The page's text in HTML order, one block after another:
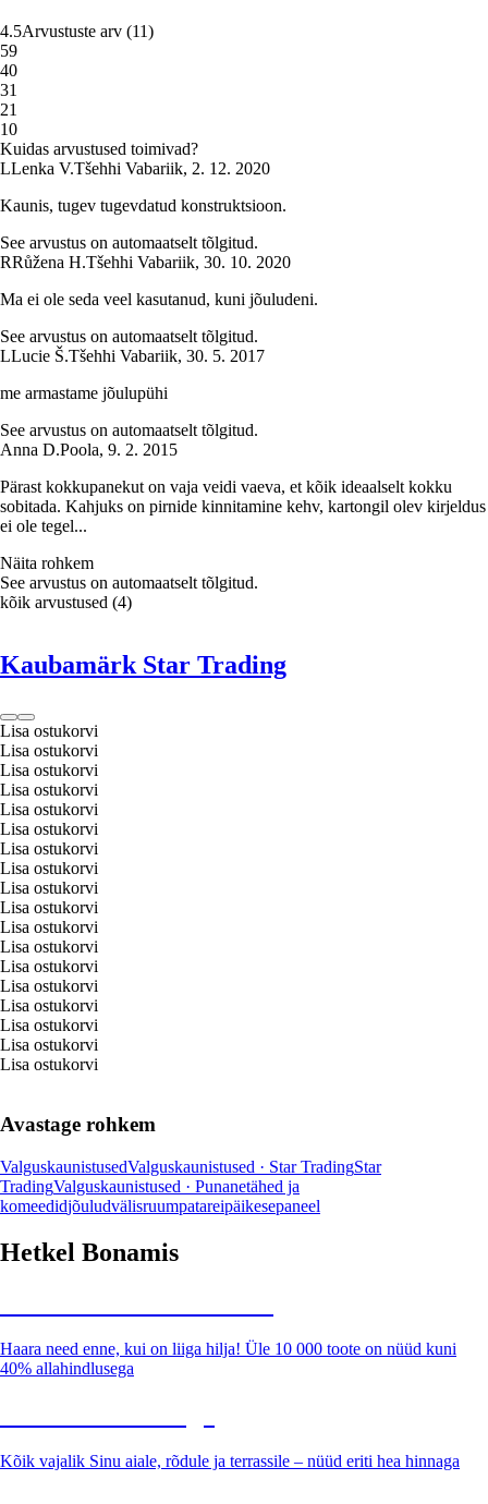
4.5Arvustuste arv (11)
59
40
31
21
10
Kuidas arvustused toimivad?
LLenka V.Tšehhi Vabariik, 2. 12. 2020
Kaunis, tugev tugevdatud konstruktsioon.
See arvustus on automaatselt tõlgitud.
RRůžena H.Tšehhi Vabariik, 30. 10. 2020
Ma ei ole seda veel kasutanud, kuni jõuludeni.
See arvustus on automaatselt tõlgitud.
LLucie Š.Tšehhi Vabariik, 30. 5. 2017
me armastame jõulupühi
See arvustus on automaatselt tõlgitud.
Anna D.Poola, 9. 2. 2015
Pärast kokkupanekut on vaja veidi vaeva, et kõik ideaalselt kokku
sobitada. Kahjuks on pirnide kinnitamine kehv, kartongil olev kirjeldus
ei ole tegel...
Näita rohkem
See arvustus on automaatselt tõlgitud.
kõik arvustused (4)
Kaubamärk Star Trading
Lisa ostukorvi
Lisa ostukorvi
Lisa ostukorvi
Lisa ostukorvi
Lisa ostukorvi
Lisa ostukorvi
Lisa ostukorvi
Lisa ostukorvi
Lisa ostukorvi
Lisa ostukorvi
Lisa ostukorvi
Lisa ostukorvi
Lisa ostukorvi
Lisa ostukorvi
Lisa ostukorvi
Lisa ostukorvi
Lisa ostukorvi
Lisa ostukorvi
Avastage rohkem
ValguskaunistusedValguskaunistused · Star TradingStar
TradingValguskaunistused · Punanetähed ja
komeedidjõuludvälisruumpatareipäikesepaneel
Hetkel Bonamis
Haara need enne, kui on liiga hilja! Üle 10 000 toote on nüüd kuni
40% allahindlusega
Kõik vajalik Sinu aiale, rõdule ja terrassile – nüüd eriti hea hinnaga